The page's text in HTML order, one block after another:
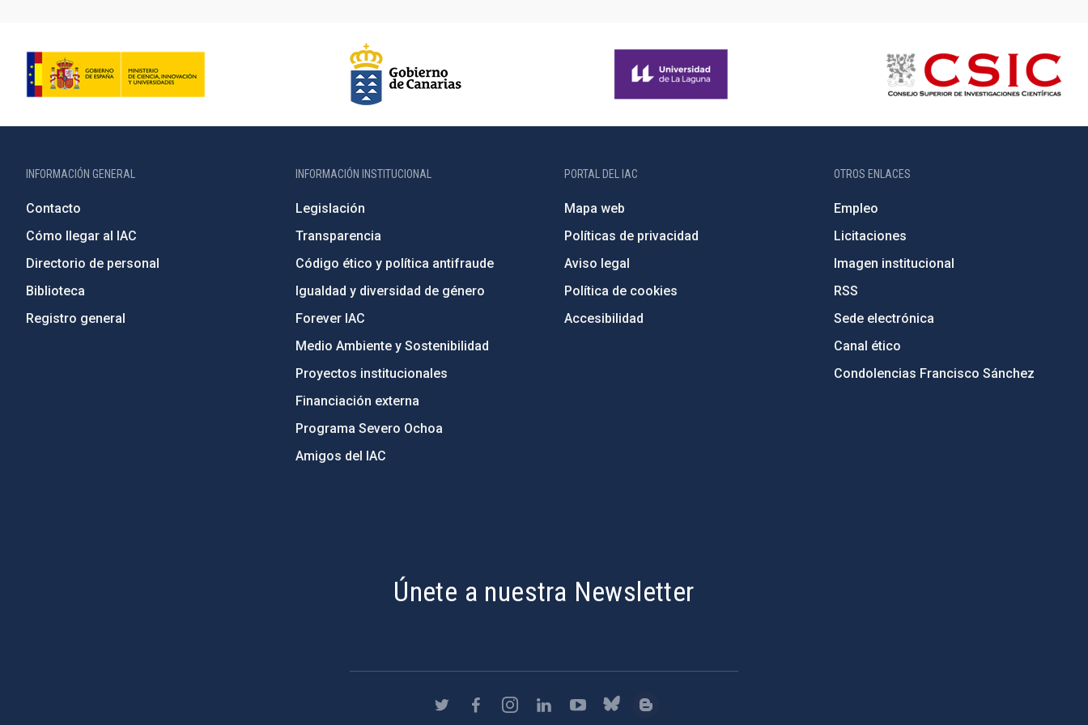
INFORMACIÓN GENERAL
Contacto
Cómo llegar al IAC
Directorio de personal
Biblioteca
Registro general
INFORMACIÓN INSTITUCIONAL
Legislación
Transparencia
Código ético y política antifraude
Igualdad y diversidad de género
Forever IAC
Medio Ambiente y Sostenibilidad
Proyectos institucionales
Financiación externa
Programa Severo Ochoa
Amigos del IAC
PORTAL DEL IAC
Mapa web
Políticas de privacidad
Aviso legal
Política de cookies
Accesibilidad
OTROS ENLACES
Empleo
Licitaciones
Imagen institucional
RSS
Sede electrónica
Canal ético
Condolencias Francisco Sánchez
Únete a nuestra Newsletter